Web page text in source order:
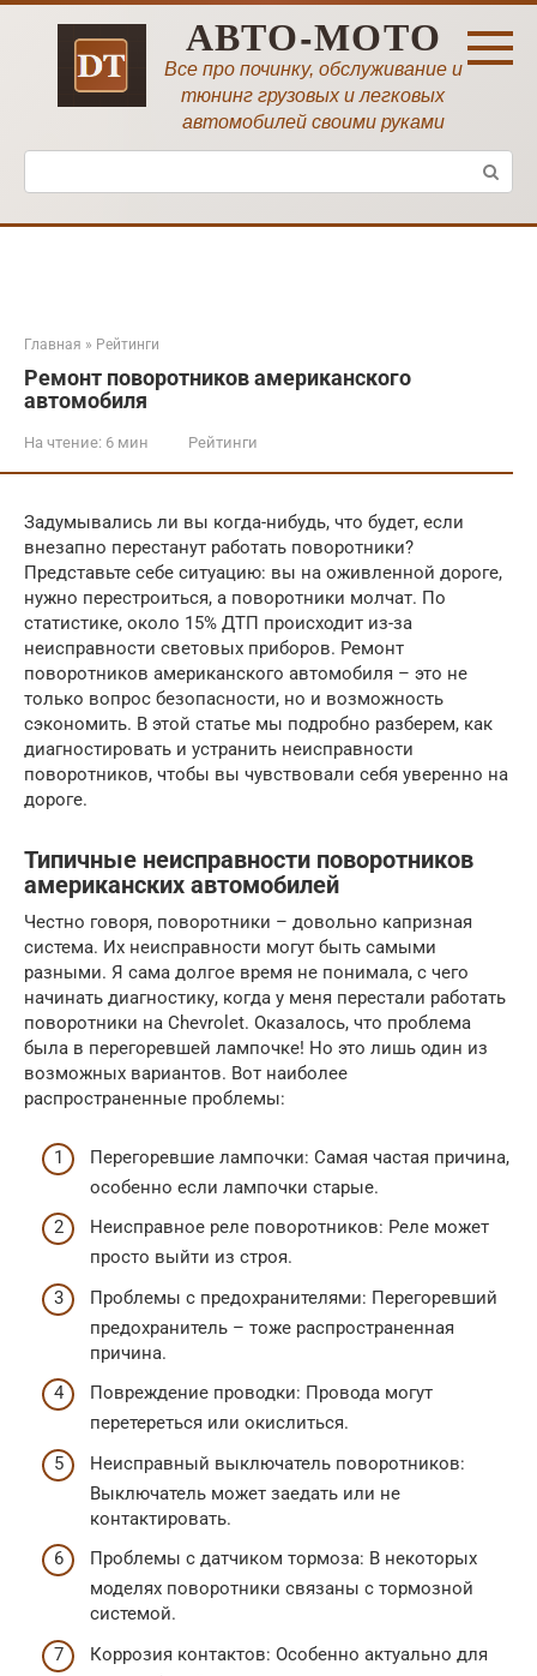
Перейти
АВТО-МОТО
Все про починку, обслуживание и
тюнинг грузовых и легковых
автомобилей своими руками
Поиск:
Главная » Рейтинги
Ремонт поворотников американского
автомобиля
На чтение: 6 мин Рейтинги
Задумывались ли вы когда-нибудь, что будет, если
внезапно перестанут работать поворотники?
Представьте себе ситуацию: вы на оживленной дороге,
нужно перестроиться, а поворотники молчат. По
статистике, около 15% ДТП происходит из-за
неисправности световых приборов. Ремонт
поворотников американского автомобиля – это не
только вопрос безопасности, но и возможность
сэкономить. В этой статье мы подробно разберем, как
диагностировать и устранить неисправности
поворотников, чтобы вы чувствовали себя уверенно на
дороге.
Типичные неисправности поворотников
американских автомобилей
Честно говоря, поворотники – довольно капризная
система. Их неисправности могут быть самыми
разными. Я сама долгое время не понимала, с чего
начинать диагностику, когда у меня перестали работать
поворотники на Chevrolet. Оказалось, что проблема
была в перегоревшей лампочке! Но это лишь один из
возможных вариантов. Вот наиболее
распространенные проблемы:
Перегоревшие лампочки: Самая частая причина,
особенно если лампочки старые.
Неисправное реле поворотников: Реле может
просто выйти из строя.
Проблемы с предохранителями: Перегоревший
предохранитель – тоже распространенная
причина.
Повреждение проводки: Провода могут
перетереться или окислиться.
Неисправный выключатель поворотников:
Выключатель может заедать или не
контактировать.
Проблемы с датчиком тормоза: В некоторых
моделях поворотники связаны с тормозной
системой.
Коррозия контактов: Особенно актуально для